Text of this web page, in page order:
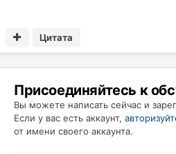
Цитата
Присоединяйтесь к
Вы можете написать сейчас и
Если у вас есть аккаунт,
от имени своего аккаунта.